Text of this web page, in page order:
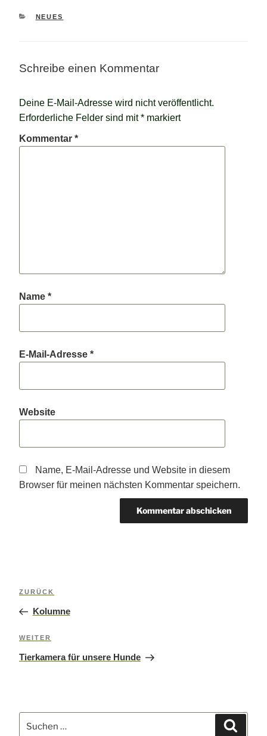
KATEGORIEN
NEUES
Schreibe einen Kommentar
Deine E-Mail-Adresse wird nicht veröffentlicht.
Erforderliche Felder sind mit* markiert
Kommentar *
Name *
E-Mail-Adresse *
Website
Name, E-Mail-Adresse und Website in diesem
Browser für meinen nächsten Kommentar speichern.
Beitragsnavigation
Vorheriger
Beitrag
ZURÜCK
Kolumne
Nächster
Beitrag
WEITER
Tierkamera für unsere Hunde